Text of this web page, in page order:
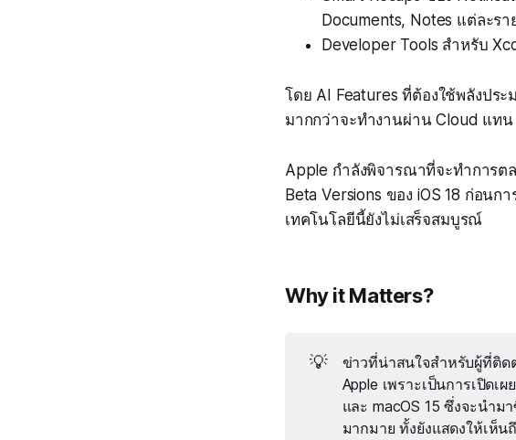
Documents, Notes แต่ละรา
Developer Tools สำหรับ
โดย AI Features ที่ต้องใช้พลังปร
มากกว่าจะทำงานผ่าน Cloud แท
Apple กำลังพิจารณาที่จะทำการต
Beta Versions ของ iOS 18 ก่อนก
เทคโนโลยีนี้ยังไม่เสร็จสมบูรณ์
Why it Matters?
💡
ข่าวที่น่าสนใจสำหรับผู้ที่ติด
Apple เพราะเป็นการเปิดเ
และ macOS 15 ซึ่งจะนำ
มากมาย ทั้งยังแสดงให้เห็น